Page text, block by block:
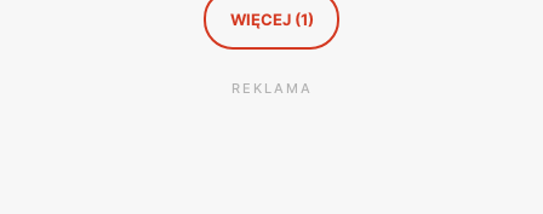
WIĘCEJ (1)
REKLAMA